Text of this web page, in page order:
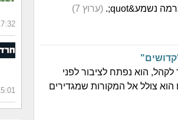
17:32 | 05/08/2026 | כ"ב
15:01 | 05/08/2026 | כ"ב
(ערוץ 7)
הוא נפתח לציבור לפני
צולל אל המקורות שמגדירים